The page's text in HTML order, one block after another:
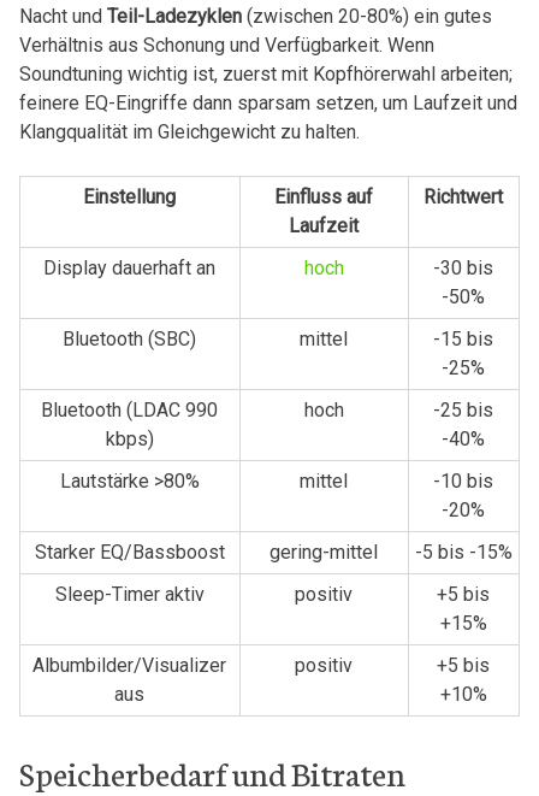
Nacht und Teil-Ladezyklen(zwischen 20-80%) ein gutes
Verhältnis aus Schonung und Verfügbarkeit. Wenn
Soundtuning wichtig ist, zuerst mit Kopfhörerwahl arbeiten;
feinere EQ-Eingriffe dann sparsam setzen, um Laufzeit und
Klangqualität ⁤im Gleichgewicht ⁣zu halten.
Einstellung
Einfluss‌ auf
Laufzeit
Richtwert
Display dauerhaft an hoch
-30 bis
-50%
Bluetooth (SBC)
mittel
-15 bis
-25%
Bluetooth (LDAC 990
kbps)
hoch
-25 bis
-40%
Lautstärke >80%
mittel
-10 bis
-20%
Starker EQ/Bassboost
gering-mittel
-5 bis -15%
Sleep-Timer aktiv
positiv
+5 bis
+15%
Albumbilder/Visualizer
aus
positiv
+5 bis​
+10%
Speicherbedarf und Bitraten